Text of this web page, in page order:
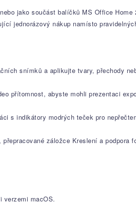
jako součást balíčků MS Office
jednorázový nákup namísto
snímků a aplikujte tvary, přechody
přítomnost, abyste mohli prezentaci
s indikátory modrých teček pro
záložce Kreslení a podpora
verzemi macOS.